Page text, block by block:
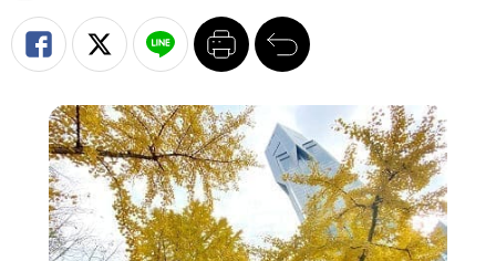
列
印
回
前
一
頁